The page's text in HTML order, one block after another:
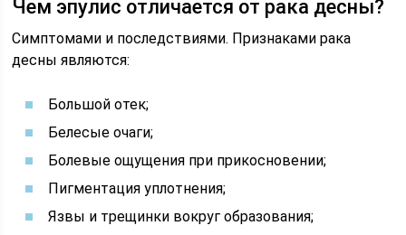
Чем эпулис отличается от рака десны?
Симптомами и последствиями. Признаками рака
десны являются:
Большой отек;
Белесые очаги;
Болевые ощущения при прикосновении;
Пигментация уплотнения;
Язвы и трещинки вокруг образования;